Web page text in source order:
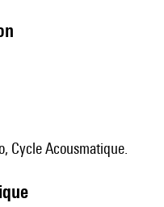
Cycle Acousmatique.